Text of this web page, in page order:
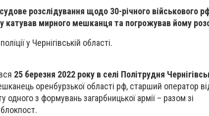
розслідування щодо 30-річного військового
катував мирного мешканця та погрожував йому
у Чернігівській області.
25 березня 2022 року в селі Політрудня
оренбурзької області рф, старший оператор
одного з формувань загарбницької армії – разом зі